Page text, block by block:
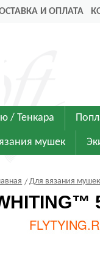
И ОПЛАТА
/ Тенкара
мушек
Для вязания мушек